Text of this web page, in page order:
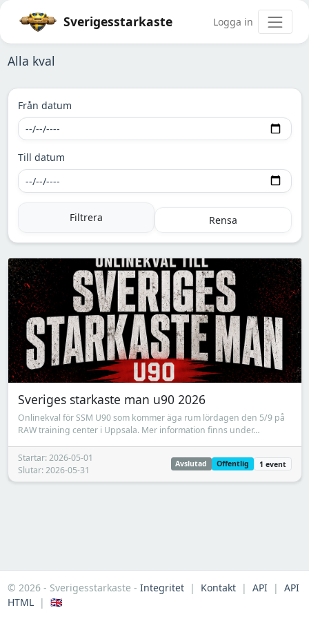
Sverigesstarkaste Logga in
Alla kval
Från datum
Till datum
Filtrera Rensa
Sveriges starkaste man u90 2026
Onlinekval för SSM U90 som kommer äga rum lördagen den 5/9 på
RAW training center i Uppsala. Mer information finns under…
Startar: 2026-05-01
Slutar: 2026-05-31
Avslutad Offentlig 1 event
© 2026 - Sverigesstarkaste - Integritet| Kontakt| API| API
HTML| 🇬🇧